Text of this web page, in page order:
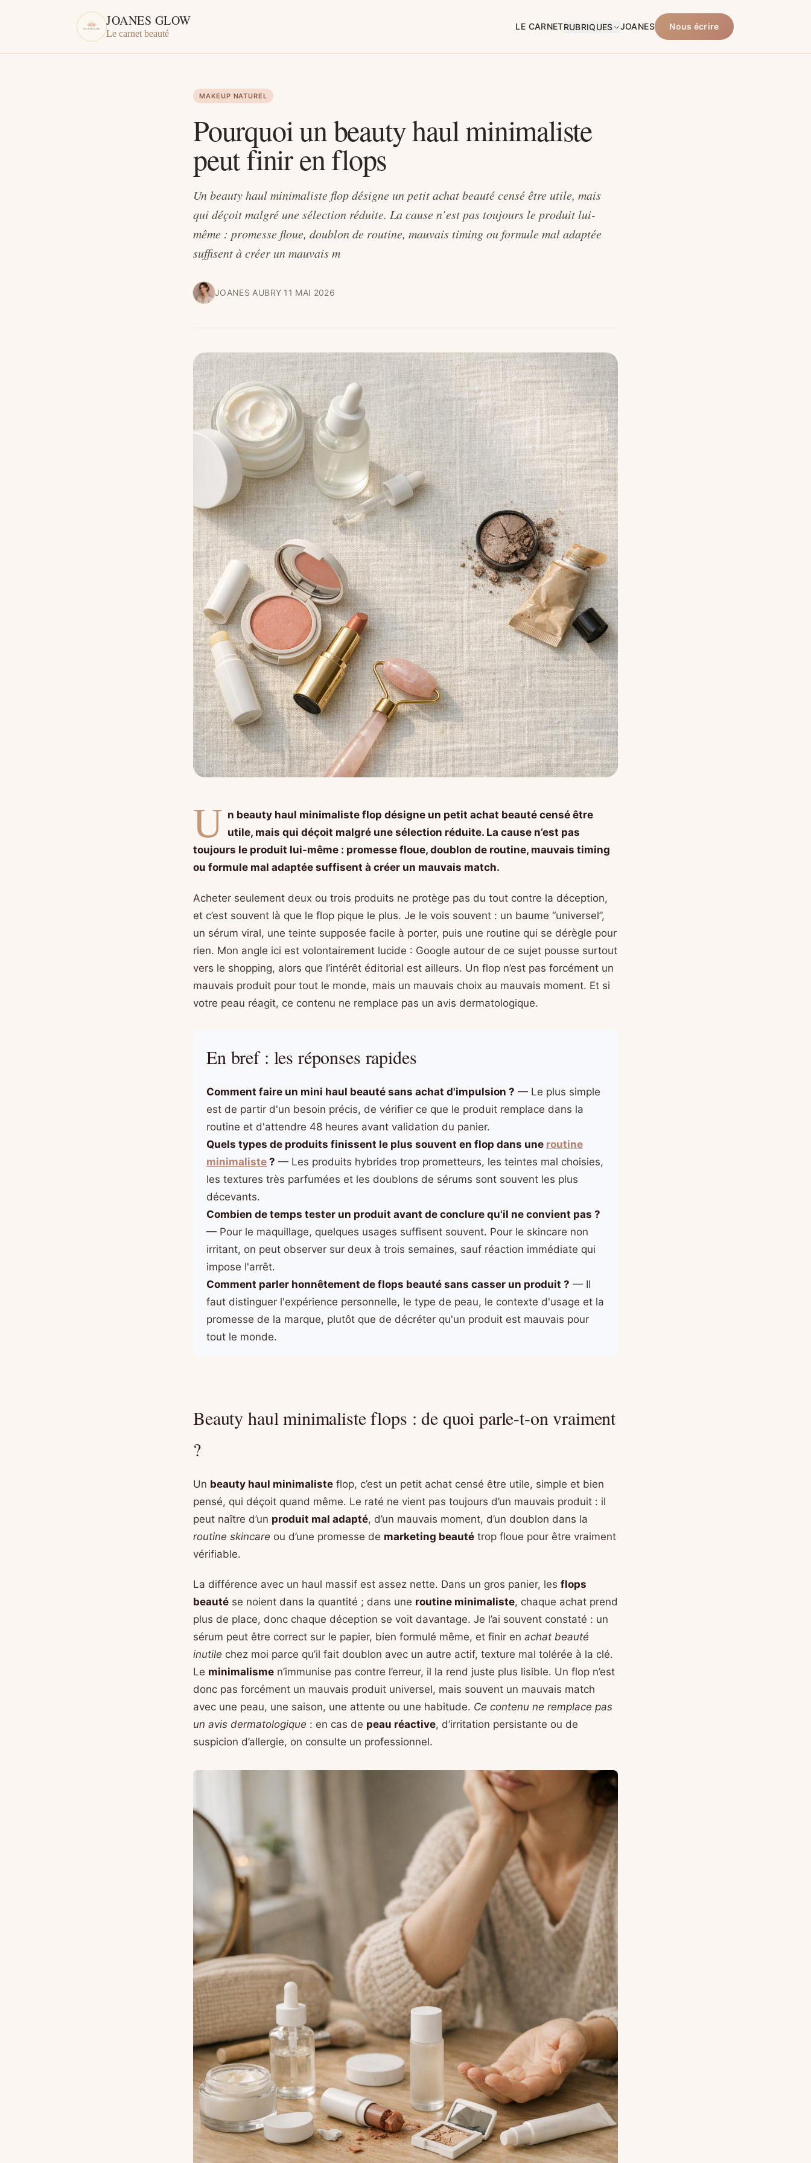
JOANES GLOW
Le carnet beauté
LE CARNETRUBRIQUES JOANES Nous écrire
MAKEUP NATUREL
Pourquoi un beauty haul minimaliste
peut finir en flops
Un beauty haul minimaliste flop désigne un petit achat beauté censé être utile, mais
qui déçoit malgré une sélection réduite. La cause n’est pas toujours le produit lui-
même : promesse floue, doublon de routine, mauvais timing ou formule mal adaptée
suffisent à créer un mauvais m
JOANES AUBRY·11 MAI 2026
U n beauty haul minimaliste flop désigne un petit achat beauté censé être
utile, mais qui déçoit malgré une sélection réduite. La cause n’est pas
toujours le produit lui-même : promesse floue, doublon de routine, mauvais timing
ou formule mal adaptée suffisent à créer un mauvais match.
Acheter seulement deux ou trois produits ne protège pas du tout contre la déception,
et c’est souvent là que le flop pique le plus. Je le vois souvent : un baume “universel”,
un sérum viral, une teinte supposée facile à porter, puis une routine qui se dérègle pour
rien. Mon angle ici est volontairement lucide : Google autour de ce sujet pousse surtout
vers le shopping, alors que l’intérêt éditorial est ailleurs. Un flop n’est pas forcément un
mauvais produit pour tout le monde, mais un mauvais choix au mauvais moment. Et si
votre peau réagit, ce contenu ne remplace pas un avis dermatologique.
En bref : les réponses rapides
Comment faire un mini haul beauté sans achat d'impulsion ? — Le plus simple
est de partir d'un besoin précis, de vérifier ce que le produit remplace dans la
routine et d'attendre 48 heures avant validation du panier.
Quels types de produits finissent le plus souvent en flop dans une routine
minimaliste ? — Les produits hybrides trop prometteurs, les teintes mal choisies,
les textures très parfumées et les doublons de sérums sont souvent les plus
décevants.
Combien de temps tester un produit avant de conclure qu'il ne convient pas ?
— Pour le maquillage, quelques usages suffisent souvent. Pour le skincare non
irritant, on peut observer sur deux à trois semaines, sauf réaction immédiate qui
impose l'arrêt.
Comment parler honnêtement de flops beauté sans casser un produit ? — Il
faut distinguer l'expérience personnelle, le type de peau, le contexte d'usage et la
promesse de la marque, plutôt que de décréter qu'un produit est mauvais pour
tout le monde.
Beauty haul minimaliste flops : de quoi parle-t-on vraiment
?
Un beauty haul minimaliste flop, c’est un petit achat censé être utile, simple et bien
pensé, qui déçoit quand même. Le raté ne vient pas toujours d’un mauvais produit : il
peut naître d’un produit mal adapté, d’un mauvais moment, d’un doublon dans la
routine skincare ou d’une promesse de marketing beauté trop floue pour être vraiment
vérifiable.
La différence avec un haul massif est assez nette. Dans un gros panier, les flops
beauté se noient dans la quantité ; dans une routine minimaliste, chaque achat prend
plus de place, donc chaque déception se voit davantage. Je l’ai souvent constaté : un
sérum peut être correct sur le papier, bien formulé même, et finir en achat beauté
inutile chez moi parce qu’il fait doublon avec un autre actif, texture mal tolérée à la clé.
Le minimalisme n’immunise pas contre l’erreur, il la rend juste plus lisible. Un flop n’est
donc pas forcément un mauvais produit universel, mais souvent un mauvais match
avec une peau, une saison, une attente ou une habitude. Ce contenu ne remplace pas
un avis dermatologique : en cas de peau réactive, d’irritation persistante ou de
suspicion d’allergie, on consulte un professionnel.